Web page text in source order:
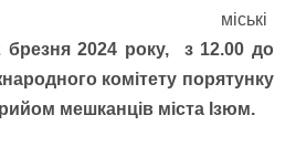
міські
2024 року, з 12.00 до
комітету порятунку
мешканців міста Ізюм.